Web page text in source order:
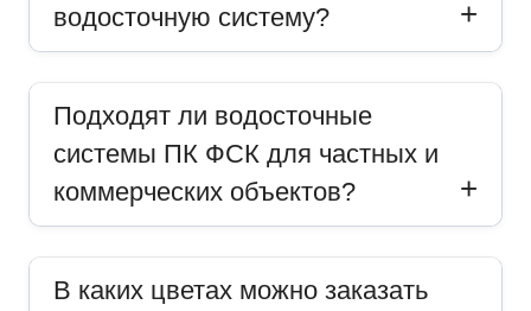
водосточную систему?
Подходят ли водосточные
системы ПК ФСК для частных и
коммерческих объектов?
В каких цветах можно заказать